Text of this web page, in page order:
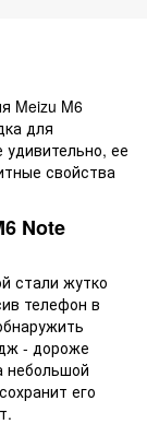
Meizu M6
для
ее
свойства
Note
стали жутко
телефон в
- дороже
небольшой
его